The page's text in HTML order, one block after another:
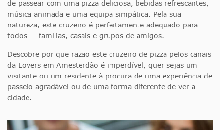
de passear com uma pizza deliciosa, bebidas refrescantes,
música animada e uma equipa simpática. Pela sua
natureza, este cruzeiro é perfeitamente adequado para
todos — famílias, casais e grupos de amigos.
Descobre por que razão este cruzeiro de pizza pelos canais
da Lovers em Amesterdão é imperdível, quer sejas um
visitante ou um residente à procura de uma experiência de
passeio agradável ou de uma forma diferente de ver a
cidade.